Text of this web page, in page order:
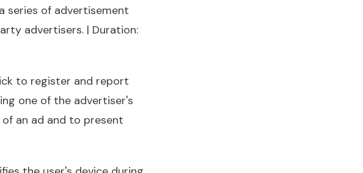
series of advertisement
advertisers. | Duration:
to register and report
one of the advertiser's
an ad and to present